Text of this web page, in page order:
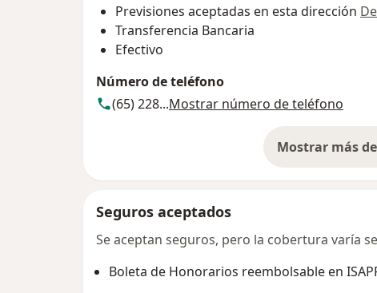
Previsiones aceptadas en esta dirección
Transferencia Bancaria
Efectivo
Número de teléfono
(65) 228...Mostrar número de teléfono
Mostrar más
Seguros aceptados
Se aceptan seguros, pero la cobertura varía
Boleta de Honorarios reembolsable en